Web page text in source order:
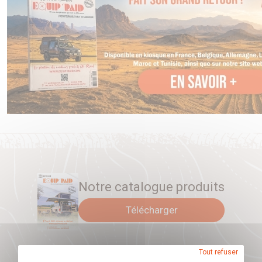
Silentblocs : Caoutchouc
Compatibilité : Adapté aux ressorts OME et à
différentes configurations de suspension (barres de
torsion, ressorts hélicoïdaux, lames de ressort)
Cet amortisseur est conçu pour s'adapter aux ressorts
spécifiques de la gamme OME, garantissant une
Nitrocharger Plus est une solution idéale pour les
conducteurs recherchant une amélioration significative de la
tenue de route, du confort et de la stabilité de leur 4x4, que
ce soit pour une utilisation quotidienne ou en conditions
Notre catalogue produits
Télécharger
Tout refuser